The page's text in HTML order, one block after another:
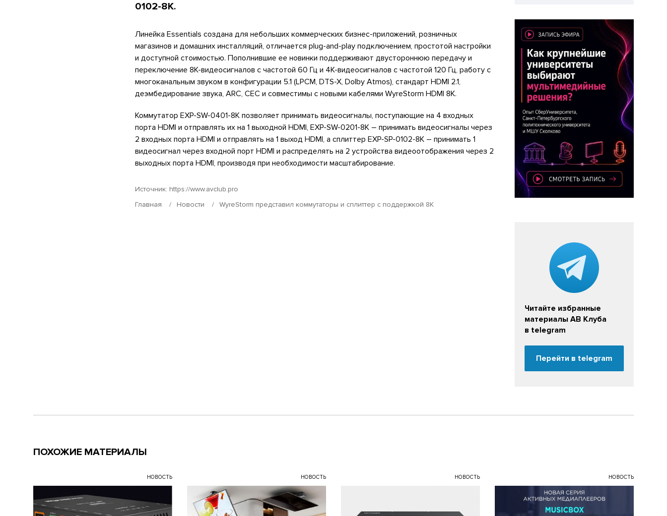
0102-8K.
Линейка Essentials создана для небольших коммерческих бизнес-приложений, розничных
магазинов и домашних инсталляций, отличается plug-and-play подключением, простотой настройки
и доступной стоимостью. Пополнившие ее новинки поддерживают двустороннюю передачу и
переключение 8K-видеосигналов с частотой 60 Гц и 4K-видеосигналов с частотой 120 Гц, работу с
многоканальным звуком в конфигурации 5.1 (LPCM, DTS-X, Dolby Atmos), стандарт HDMI 2.1,
деэмбедирование звука, ARC, CEC и совместимы с новыми кабелями WyreStorm HDMI 8K.
Коммутатор EXP-SW-0401-8K позволяет принимать видеосигналы, поступающие на 4 входных
порта HDMI и отправлять их на 1 выходной HDMI, EXP-SW-0201-8K – принимать видеосигналы через
2 входных порта HDMI и отправлять на 1 выход HDMI, а сплиттер EXP-SP-0102-8K – принимать 1
видеосигнал через входной порт HDMI и распределять на 2 устройства видеоотображения через 2
выходных порта HDMI, производя при необходимости масштабирование.
Источник: https://www.avclub.pro
Главная
Новости WyreStorm представил коммутаторы и сплиттер с поддержкой 8K
Читайте избранные
материалы АВ Клуба
в telegram
Перейти в telegram
ПОХОЖИЕ МАТЕРИАЛЫ
НОВОСТЬ НОВОСТЬ НОВОСТЬ НОВОСТЬ